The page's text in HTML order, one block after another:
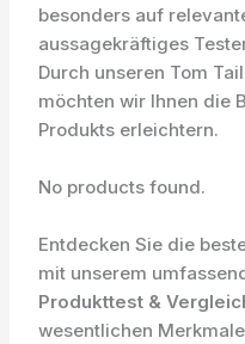
besonders auf
aussagekräftiges
Durch unseren Tom
möchten wir Ihnen die
Produkts erleichtern.
No products found.
Entdecken Sie die
mit unserem
Produkttest &
wesentlichen